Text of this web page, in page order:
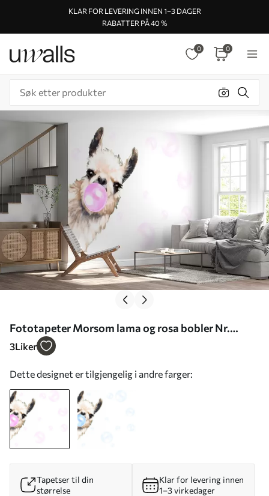
KLAR FOR LEVERING INNEN 1–3 DAGER
RABATTER PÅ 40 %
0 0
Fototapeter Morsom lama og rosa bobler Nr.
u98952
3Liker
Dette designet er tilgjengelig i andre farger:
Tapetser til din
størrelse
Klar for levering innen
1–3 virkedager